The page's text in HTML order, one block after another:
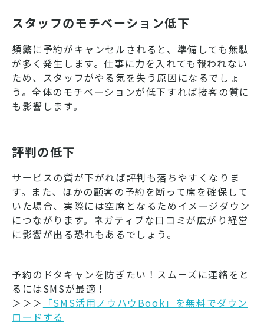
スタッフのモチベーション低下
頻繁に予約がキャンセルされると、準備しても無駄
が多く発生します。仕事に力を入れても報われない
ため、スタッフがやる気を失う原因になるでしょ
う。全体のモチベーションが低下すれば接客の質に
も影響します。
評判の低下
サービスの質が下がれば評判も落ちやすくなりま
す。また、ほかの顧客の予約を断って席を確保して
いた場合、実際には空席となるためイメージダウン
につながります。ネガティブな口コミが広がり経営
に影響が出る恐れもあるでしょう。
予約のドタキャンを防ぎたい！スムーズに連絡をと
るにはSMSが最適！
＞＞＞ 「SMS活用ノウハウBook」を無料でダウン
ロードする